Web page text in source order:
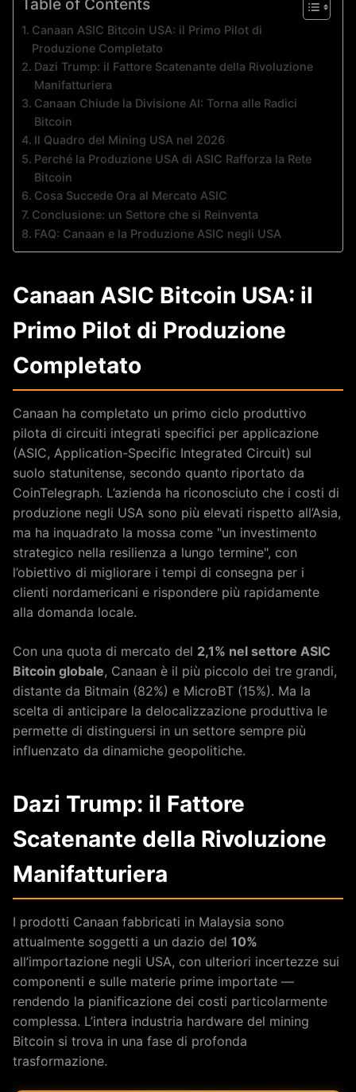
Table of Contents
Canaan ASIC Bitcoin USA: il Primo Pilot di
Produzione Completato
Dazi Trump: il Fattore Scatenante della Rivoluzione
Manifatturiera
Canaan Chiude la Divisione AI: Torna alle Radici
Bitcoin
Il Quadro del Mining USA nel 2026
Perché la Produzione USA di ASIC Rafforza la Rete
Bitcoin
Cosa Succede Ora al Mercato ASIC
Conclusione: un Settore che si Reinventa
FAQ: Canaan e la Produzione ASIC negli USA
Canaan ASIC Bitcoin USA: il
Primo Pilot di Produzione
Completato
Canaan ha completato un primo ciclo produttivo
pilota di circuiti integrati specifici per applicazione
(ASIC, Application-Specific Integrated Circuit) sul
suolo statunitense, secondo quanto riportato da
CoinTelegraph. L’azienda ha riconosciuto che i costi di
produzione negli USA sono più elevati rispetto all’Asia,
ma ha inquadrato la mossa come "un investimento
strategico nella resilienza a lungo termine", con
l’obiettivo di migliorare i tempi di consegna per i
clienti nordamericani e rispondere più rapidamente
alla domanda locale.
Con una quota di mercato del 2,1% nel settore ASIC
Bitcoin globale, Canaan è il più piccolo dei tre grandi,
distante da Bitmain (82%) e MicroBT (15%). Ma la
scelta di anticipare la delocalizzazione produttiva le
permette di distinguersi in un settore sempre più
influenzato da dinamiche geopolitiche.
Dazi Trump: il Fattore
Scatenante della Rivoluzione
Manifatturiera
I prodotti Canaan fabbricati in Malaysia sono
attualmente soggetti a un dazio del 10%
all’importazione negli USA, con ulteriori incertezze sui
componenti e sulle materie prime importate —
rendendo la pianificazione dei costi particolarmente
complessa. L’intera industria hardware del mining
Bitcoin si trova in una fase di profonda
trasformazione.